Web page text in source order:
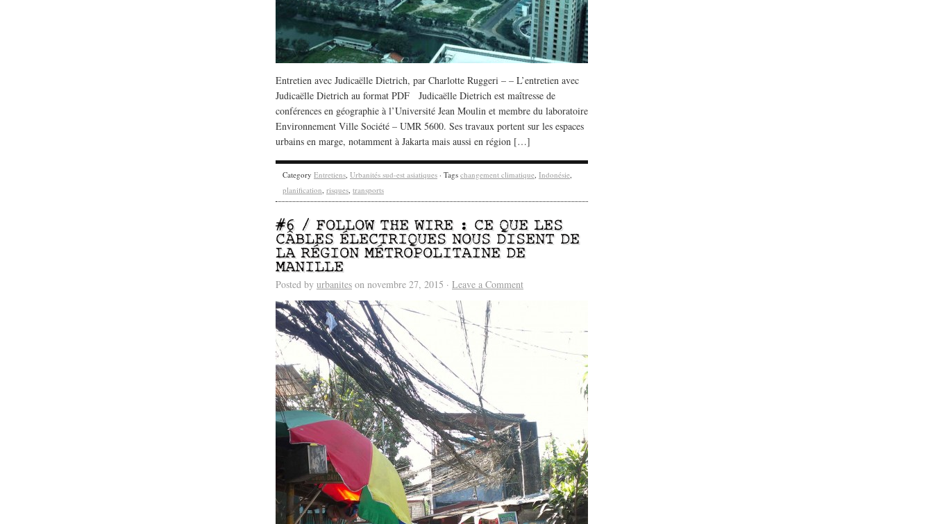
Entretien avec Judicaëlle Dietrich, par Charlotte Ruggeri – – L’entretien avec
Judicaëlle Dietrich au format PDF Judicaëlle Dietrich est maîtresse de
conférences en géographie à l’Université Jean Moulin et membre du laboratoire
Environnement Ville Société – UMR 5600. Ses travaux portent sur les espaces
urbains en marge, notamment à Jakarta mais aussi en région […]
Category Entretiens, Urbanités sud-est asiatiques · Tags changement climatique, Indonésie,
planification, risques, transports
#6 / FOLLOW THE WIRE : CE QUE LES
CÂBLES ÉLECTRIQUES NOUS DISENT DE
LA RÉGION MÉTROPOLITAINE DE
MANILLE
Posted by urbanites on novembre 27, 2015 · Leave a Comment